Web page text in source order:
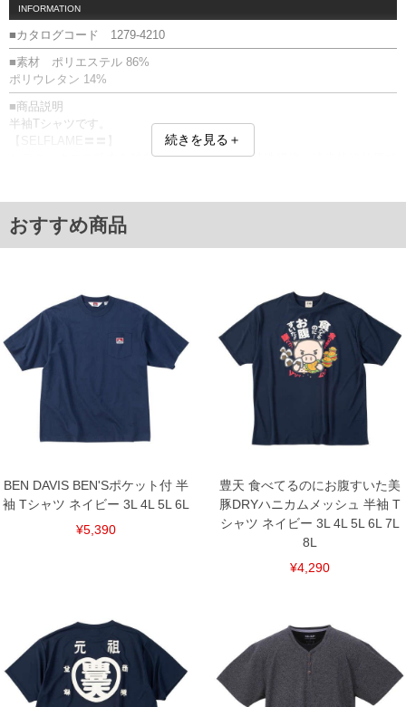
INFORMATION
■カタログコード 1279-4210
■素材 ポリエステル 86%
ポリウレタン 14%
■商品説明
半袖Tシャツです。
セラミックスの粉末を独自技術で練り込んだ特殊繊維。遠赤外線効果で
ント(ラバー)
13B1X10360000026
◎販売名
BAKUNEアパレル
■サイズ表
サイズ/バスト/総丈/裾周り/肩幅/袖丈
3L/130/78/130/58/24
4L/140/80/140/60/25
6L/160/84/160/64/27
8L/180/88/180/68/29
単位はcm
返品交換希望の方は、商品到着後1週間以内にご連絡ください。
下着(肌着)やワイシャツは商品の性質上、返品交換不可とさせて頂いております。予め
備考欄に股下●cmとご記入下さい。（裾上げ無料対象商品は1本につき税込6,000円以
上の品が対象。1本5,999円以下の商品は有料（500円+税）となります。）
出荷まで約1週間～20日間程お時間を頂く場合がございます。
尚、裾上げした商品は返品・交換不可となりますので、予めご了承下さい。
一部、お直しに対応出来ない商品がございます。(例：裾にファスナーや調節ひもが付
いている、極端なデザインが施されている等)
続きを見る＋
おすすめ商品
BEN DAVIS BEN'Sポケット付 半
袖 Tシャツ ネイビー 3L 4L 5L 6L
¥5,390
豊天 食べてるのにお腹すいた美
豚DRYハニカムメッシュ 半袖 T
シャツ ネイビー 3L 4L 5L 6L 7L
8L
¥4,290